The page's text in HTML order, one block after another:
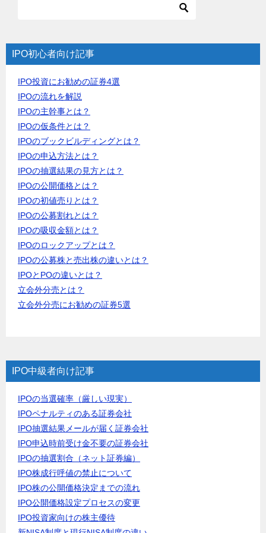
IPO初心者向け記事
IPO投資にお勧めの証券4選
IPOの流れを解説
IPOの主幹事とは？
IPOの仮条件とは？
IPOのブックビルディングとは？
IPOの申込方法とは？
IPOの抽選結果の見方とは？
IPOの公開価格とは？
IPOの初値売りとは？
IPOの公募割れとは？
IPOの吸収金額とは？
IPOのロックアップとは？
IPOの公募株と売出株の違いとは？
IPOとPOの違いとは？
立会外分売とは？
立会外分売にお勧めの証券5選
IPO中級者向け記事
IPOの当選確率（厳しい現実）
IPOペナルティのある証券会社
IPO抽選結果メールが届く証券会社
IPO申込時前受け金不要の証券会社
IPOの抽選割合（ネット証券編）
IPO株成行呼値の禁止について
IPO株の公開価格決定までの流れ
IPO公開価格設定プロセスの変更
IPO投資家向けの株主優待